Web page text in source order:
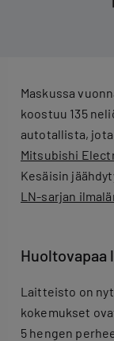
Maskussa
koostuu 135
autotallista,
Mitsubishi
Kesäisin
LN-sarjan
Laitteisto on
kokemukset
5 hengen